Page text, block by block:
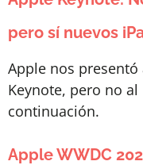
pero sí nuevos
Apple nos
Keynote, pero no
continuación.
Apple WWDC